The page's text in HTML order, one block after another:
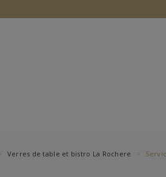
Verres de table et bistro La Rochere